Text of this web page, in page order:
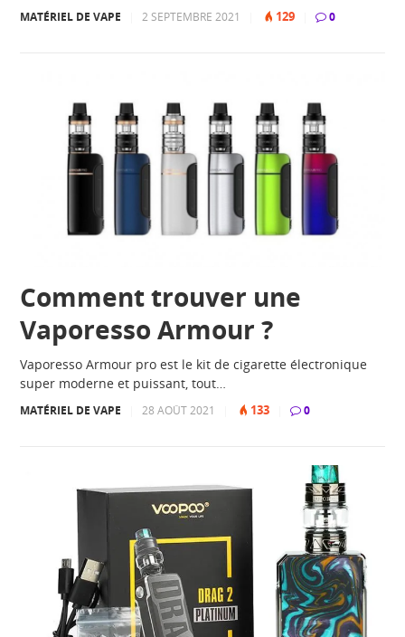
MATÉRIEL DE VAPE 2 SEPTEMBRE 2021 129 0
Comment trouver une
Vaporesso Armour ?
Vaporesso Armour pro est le kit de cigarette électronique
super moderne et puissant, tout…
MATÉRIEL DE VAPE 28 AOÛT 2021 133 0